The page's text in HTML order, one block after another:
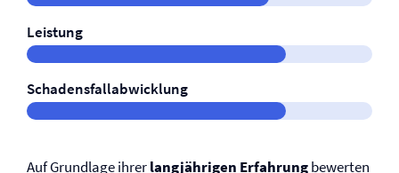
Leistung
Schadensfallabwicklung
Auf Grundlage ihrerlangjährigen Erfahrungbewerten